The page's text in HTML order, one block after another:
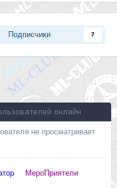
Подписчики 7
онлайн
не просматривает
МероПриятели